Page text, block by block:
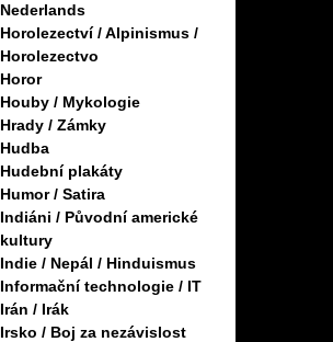
Nederlands
Horolezectví / Alpinismus /
Horolezectvo
Horor
Houby / Mykologie
Hrady / Zámky
Hudba
Hudební plakáty
Humor / Satira
Indiáni / Původní americké
kultury
Indie / Nepál / Hinduismus
Informační technologie / IT
Irán / Irák
Irsko / Boj za nezávislost